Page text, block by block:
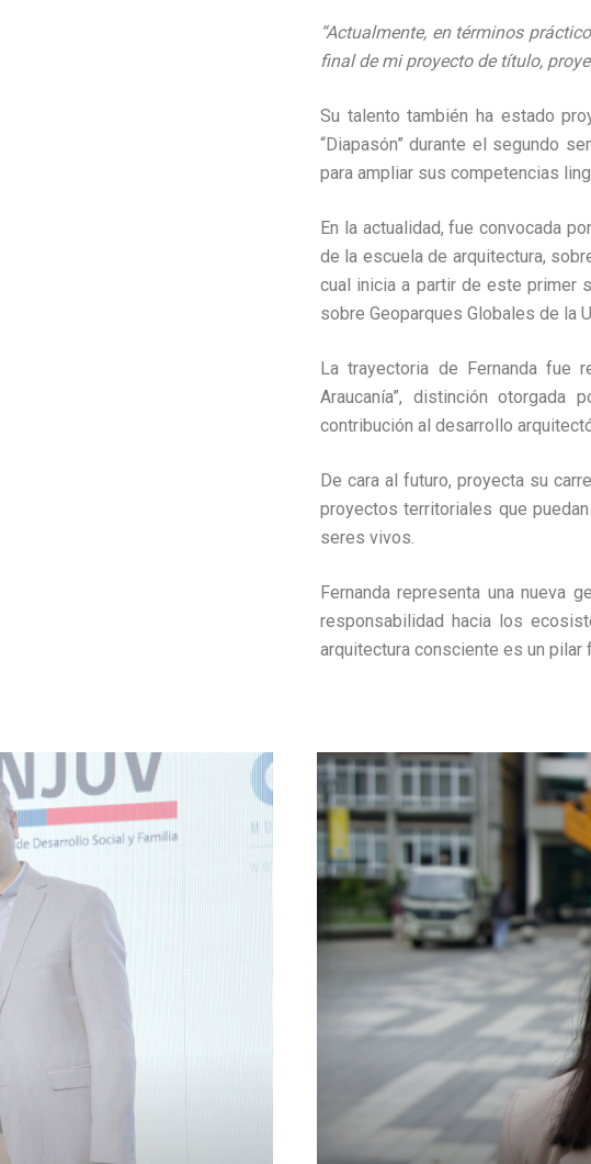
“Actualmente, en términos
final de mi proyecto de título,
Su talento también ha estado
“Diapasón” durante el segundo
para ampliar sus competencias
En la actualidad, fue convocada
de la escuela de arquitectura,
cual inicia a partir de este primer
sobre Geoparques Globales de la
La trayectoria de Fernanda fue
Araucanía”, distinción
contribución al desarrollo
De cara al futuro, proyecta su
proyectos territoriales que
seres vivos.
Fernanda representa una nueva
responsabilidad hacia los
arquitectura consciente es un